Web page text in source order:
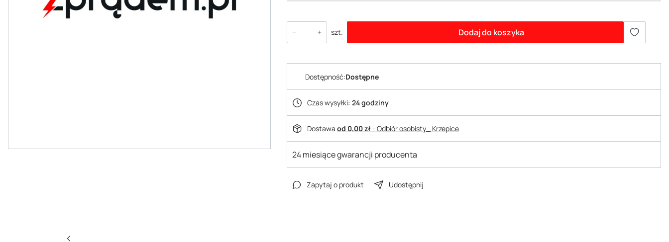
szt. Dodaj do koszyka
Dostępność:Dostępne
Czas wysyłki: 24 godziny
Dostawa od 0,00 zł- Odbiór osobisty_ Krzepice
24 miesiące gwarancji producenta
Zapytaj o produkt Udostępnij